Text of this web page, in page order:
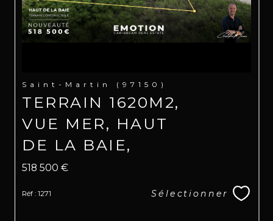
Saint-Martin (97150)
TERRAIN 1620M2,
VUE MER, HAUT
DE LA BAIE,
518 500 €
Réf : 1271 Sélectionner